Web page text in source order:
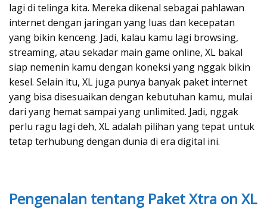
lagi di telinga kita. Mereka dikenal sebagai pahlawan
internet dengan jaringan yang luas dan kecepatan
yang bikin kenceng. Jadi, kalau kamu lagi browsing,
streaming, atau sekadar main game online, XL bakal
siap nemenin kamu dengan koneksi yang nggak bikin
kesel. Selain itu, XL juga punya banyak paket internet
yang bisa disesuaikan dengan kebutuhan kamu, mulai
dari yang hemat sampai yang unlimited. Jadi, nggak
perlu ragu lagi deh, XL adalah pilihan yang tepat untuk
tetap terhubung dengan dunia di era digital ini.
Pengenalan tentang Paket Xtra on XL